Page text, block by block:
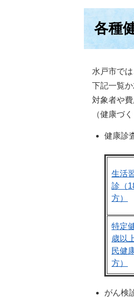
各種
水戸市では
下記一覧か
対象者や費
（健康づく
健康診
生活
診（
方）
特定
歳以
民健
方）
がん検